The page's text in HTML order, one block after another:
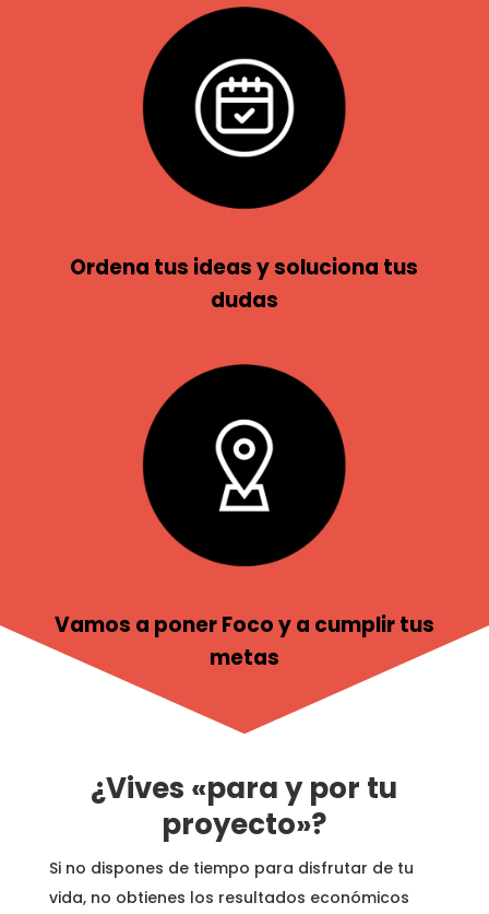
Ordena tus ideas y soluciona tus
dudas
Vamos a poner Foco y a cumplir tus
metas
¿Vives «para y por tu
proyecto»?
Si no dispones de tiempo para disfrutar de tu
vida, no obtienes los resultados económicos